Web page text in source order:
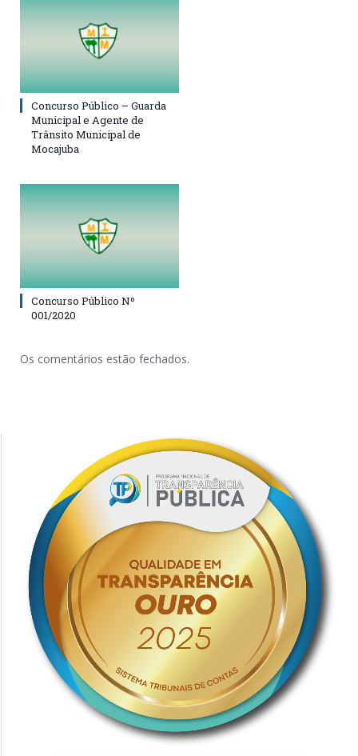
Concurso Público – Guarda
Municipal e Agente de
Trânsito Municipal de
Mocajuba
Concurso Público Nº
001/2020
Os comentários estão fechados.